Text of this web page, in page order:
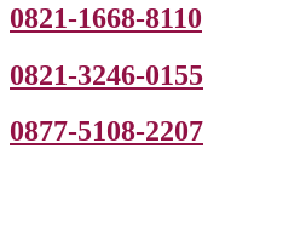
0821-1668-8110
0821-3246-0155
0877-5108-2207